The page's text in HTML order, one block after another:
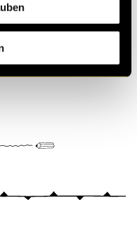
dass jeder seine
und den
konnte.